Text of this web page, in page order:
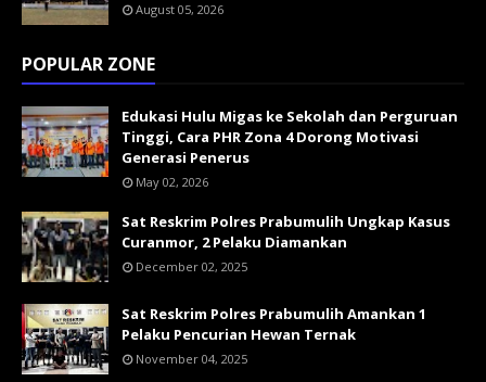
August 05, 2026
POPULAR ZONE
Edukasi Hulu Migas ke Sekolah dan Perguruan
Tinggi, Cara PHR Zona 4 Dorong Motivasi
Generasi Penerus
May 02, 2026
Sat Reskrim Polres Prabumulih Ungkap Kasus
Curanmor, 2 Pelaku Diamankan
December 02, 2025
Sat Reskrim Polres Prabumulih Amankan 1
Pelaku Pencurian Hewan Ternak
November 04, 2025